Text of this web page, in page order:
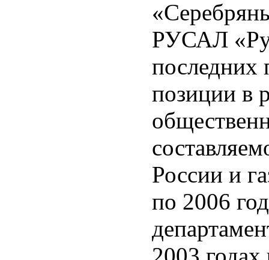
РУСАЛ
последних
позиции в
России и
по 2006